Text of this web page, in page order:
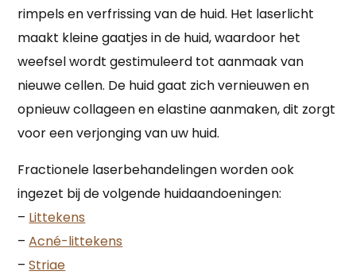
rimpels en verfrissing van de huid. Het laserlicht
maakt kleine gaatjes in de huid, waardoor het
weefsel wordt gestimuleerd tot aanmaak van
nieuwe cellen. De huid gaat zich vernieuwen en
opnieuw collageen en elastine aanmaken, dit zorgt
voor een verjonging van uw huid.
Fractionele laserbehandelingen worden ook
ingezet bij de volgende huidaandoeningen:
– Littekens
– Acné-littekens
– Striae